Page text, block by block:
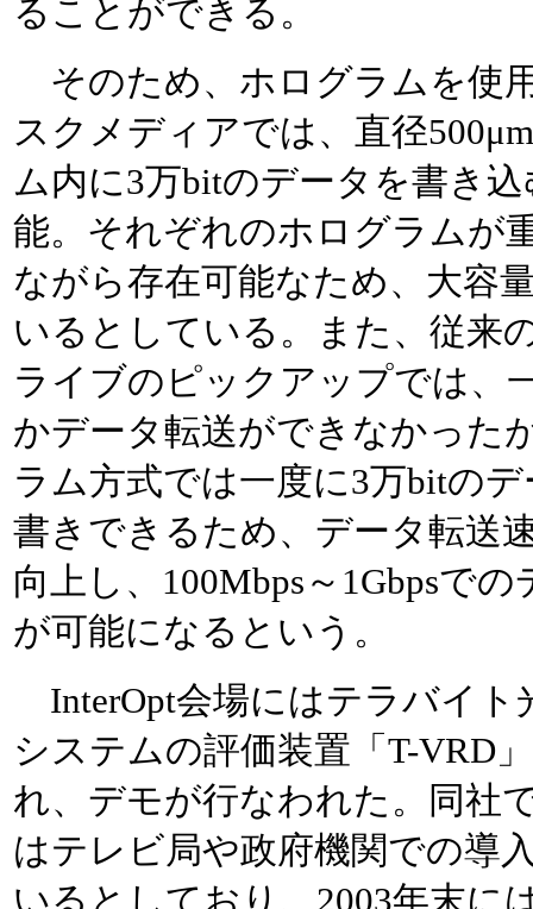
ることができる。
そのため、ホログラムを使
スクメディアでは、直径
ム内に3万bitのデータを書き
能。それぞれのホログラムが
ながら存在可能なため、大容
いるとしている。また、従来
ライブのピックアップでは、
かデータ転送ができなかった
ラム方式では一度に3万bitの
書きできるため、データ転送
向上し、100Mbps～1Gbpsで
が可能になるという。
InterOpt会場にはテラバイト
システムの評価装置「T-VRD
れ、デモが行なわれた。同社
はテレビ局や政府機関での導
いるとしており、2003年末に